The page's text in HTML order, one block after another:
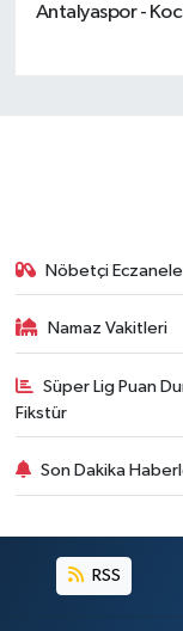
Antalyaspor -
Nöbetçi
Namaz Vakitleri
Süper Lig Puan
Fikstür
Son Dakika
RSS